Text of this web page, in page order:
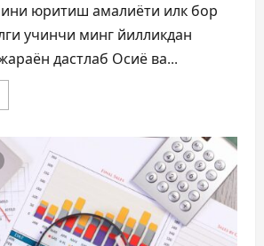
юритиш амалиёти илк бор
учинчи минг йилликдан
дастлаб Осиё ва...
СОНИНИ
НИМАГА